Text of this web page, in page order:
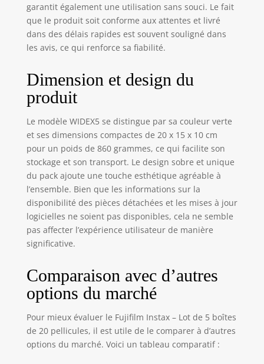
garantit également une utilisation sans souci. Le fait
que le produit soit conforme aux attentes et livré
dans des délais rapides est souvent souligné dans
les avis, ce qui renforce sa fiabilité.
Dimension et design du
produit
Le modèle WIDEX5 se distingue par sa couleur verte
et ses dimensions compactes de 20 x 15 x 10 cm
pour un poids de 860 grammes, ce qui facilite son
stockage et son transport. Le design sobre et unique
du pack ajoute une touche esthétique agréable à
l’ensemble. Bien que les informations sur la
disponibilité des pièces détachées et les mises à jour
logicielles ne soient pas disponibles, cela ne semble
pas affecter l’expérience utilisateur de manière
significative.
Comparaison avec d’autres
options du marché
Pour mieux évaluer le Fujifilm Instax – Lot de 5 boîtes
de 20 pellicules, il est utile de le comparer à d’autres
options du marché. Voici un tableau comparatif :